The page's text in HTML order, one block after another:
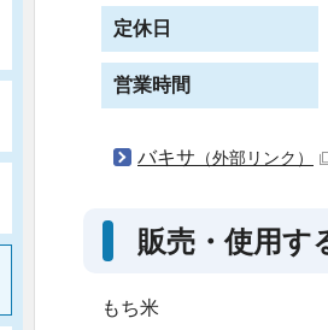
定休日
営業時間
バキサ （外部リンク）
販売・使用す
もち米